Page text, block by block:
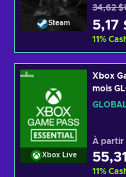
Steam
34,62
5,17
11%
Xbox Live
Xbox
mois
À partir
11%